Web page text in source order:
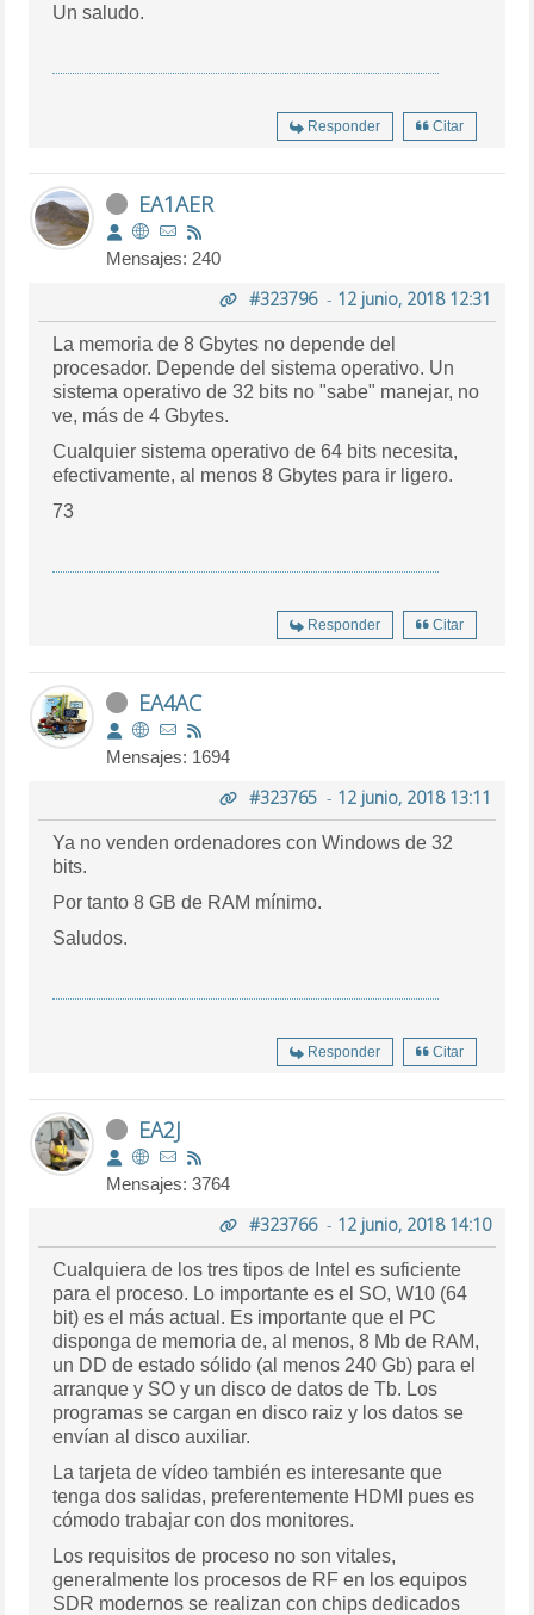
Un saludo.
Responder Citar
EA1AER
Mensajes: 240
#323796- 12 junio, 2018 12:31
La memoria de 8 Gbytes no depende del
procesador. Depende del sistema operativo. Un
sistema operativo de 32 bits no "sabe" manejar, no
ve, más de 4 Gbytes.
Cualquier sistema operativo de 64 bits necesita,
efectivamente, al menos 8 Gbytes para ir ligero.
73
Responder Citar
EA4AC
Mensajes: 1694
#323765- 12 junio, 2018 13:11
Ya no venden ordenadores con Windows de 32
bits.
Por tanto 8 GB de RAM mínimo.
Saludos.
Responder Citar
EA2J
Mensajes: 3764
#323766- 12 junio, 2018 14:10
Cualquiera de los tres tipos de Intel es suficiente
para el proceso. Lo importante es el SO, W10 (64
bit) es el más actual. Es importante que el PC
disponga de memoria de, al menos, 8 Mb de RAM,
un DD de estado sólido (al menos 240 Gb) para el
arranque y SO y un disco de datos de Tb. Los
programas se cargan en disco raiz y los datos se
envían al disco auxiliar.
La tarjeta de vídeo también es interesante que
tenga dos salidas, preferentemente HDMI pues es
cómodo trabajar con dos monitores.
Los requisitos de proceso no son vitales,
generalmente los procesos de RF en los equipos
SDR modernos se realizan con chips dedicados